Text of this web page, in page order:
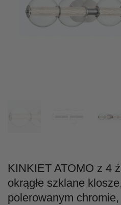
KINKIET ATOMO z 4
okrągłe szklane
polerowanym